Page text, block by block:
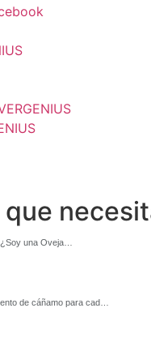
que
una Oveja…
de cáñamo para cad…